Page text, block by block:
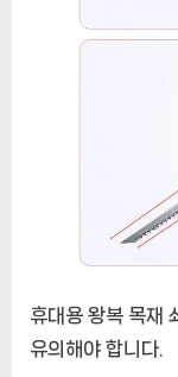
휴대용 왕복 목재
유의해야 합니다.